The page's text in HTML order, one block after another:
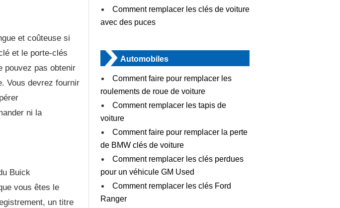
et coûteuse si
et le porte-clés
pouvez pas obtenir
Vous devrez fournir
ni la
Buick
vous êtes le
un titre
Comment remplacer les clés de voiture
avec des puces
Automobiles
Comment faire pour remplacer les
roulements de roue de voiture
Comment remplacer les tapis de
voiture
Comment faire pour remplacer la perte
de BMW clés de voiture
Comment remplacer les clés perdues
pour un véhicule GM Used
Comment remplacer les clés Ford
Ranger